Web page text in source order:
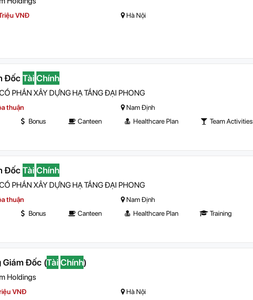
VNĐ Hà Nội
Đốc TàiChính
PHẦN XÂY DỰNG HẠ TẦNG ĐẠI PHONG
thuận
Nam Định
Bonus Canteen Healthcare Plan Team Activities
Đốc TàiChính
PHẦN XÂY DỰNG HẠ TẦNG ĐẠI PHONG
thuận
Nam Định
Bonus Canteen Healthcare Plan Training
Giám Đốc (TàiChính)
Holdings
VNĐ Hà Nội